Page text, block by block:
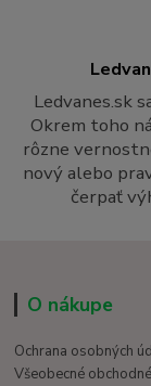
Ledvanes.sk
Okrem toho
rôzne
nový alebo
čerpať
O nákupe
Ochrana osobných
Všeobecné